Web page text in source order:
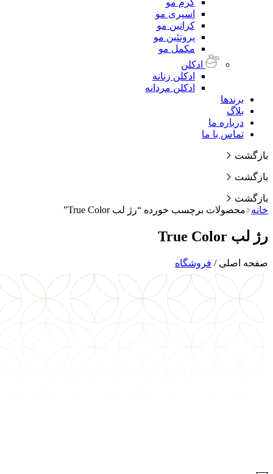
کرم مو
اسپری مو
کراتین مو
پروتئین مو
مکمل مو
ادکلن
ادکلن زنانه
ادکلن مردانه
برندها
بلاگ
درباره ما
تماس با ما
بازگشت
بازگشت
بازگشت
خانه
محصولات برچسب خورده “رژ لب True Color”
رژ لب True Color
صفحه اصلی / فروشگاه